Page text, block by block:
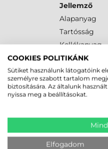
Jellemző
Alapanyag
Tartósság
Kellékanyag
Szín
ZEBRA
A
nyomtató
állítható
COOKIES POLITIKÁNK
Sütiket használunk látogatóink
személyre szabott tartalom
biztosítására. Az általunk
nyissa meg a beállításokat.
Elfogadom